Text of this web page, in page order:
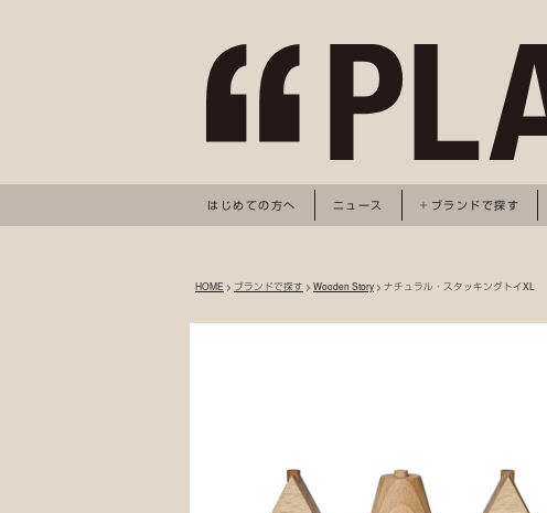
はじめての方へ ニュース ブランドで探す
HOME > ブランドで探す > Wooden Story > ナチュラル・スタッキングトイXL